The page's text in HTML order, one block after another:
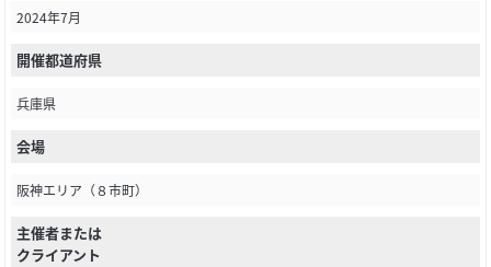
2024年7月
開催都道府県
兵庫県
会場
阪神エリア（８市町）
主催者または
クライアント